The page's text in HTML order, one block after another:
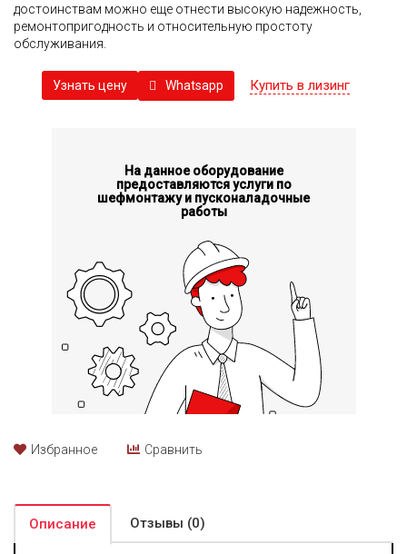
достоинствам можно еще отнести высокую надежность,
ремонтопригодность и относительную простоту
обслуживания.
Узнать цену Whatsapp Купить в лизинг
На данное оборудование
предоставляются услуги по
шефмонтажу и пусконаладочные
работы
Избранное Сравнить
Описание Отзывы (0)